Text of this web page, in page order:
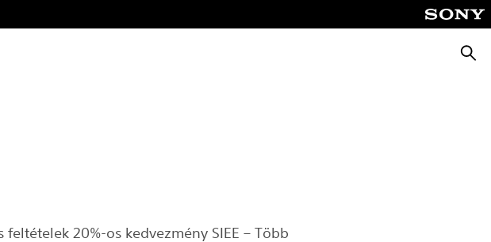
20%-os kedvezmény SIEE – Több